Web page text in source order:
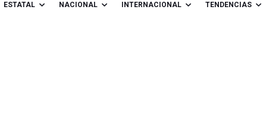
ESTATAL NACIONAL INTERNACIONAL TENDENCIAS